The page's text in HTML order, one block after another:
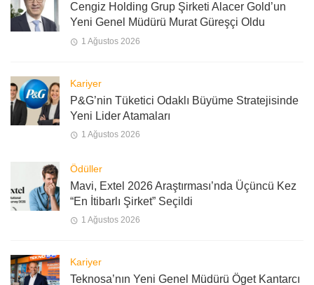
Cengiz Holding Grup Şirketi Alacer Gold’un
Yeni Genel Müdürü Murat Güreşçi Oldu
1 Ağustos 2026
Kariyer
P&G’nin Tüketici Odaklı Büyüme Stratejisinde
Yeni Lider Atamaları
1 Ağustos 2026
Ödüller
Mavi, Extel 2026 Araştırması’nda Üçüncü Kez
“En İtibarlı Şirket” Seçildi
1 Ağustos 2026
Kariyer
Teknosa’nın Yeni Genel Müdürü Öget Kantarcı